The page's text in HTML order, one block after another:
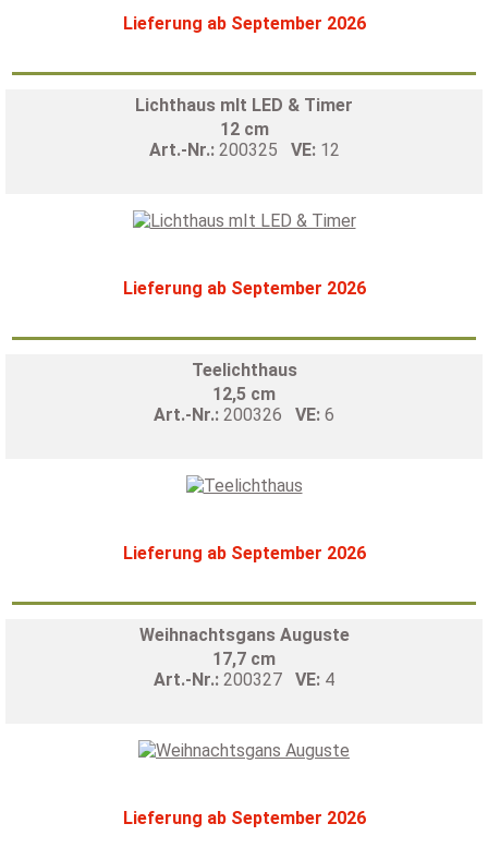
Lieferung ab September 2026
Lichthaus mIt LED & Timer
12 cm
Art.-Nr.: 200325 VE: 12
Lieferung ab September 2026
Teelichthaus
12,5 cm
Art.-Nr.: 200326 VE: 6
Lieferung ab September 2026
Weihnachtsgans Auguste
17,7 cm
Art.-Nr.: 200327 VE: 4
Lieferung ab September 2026